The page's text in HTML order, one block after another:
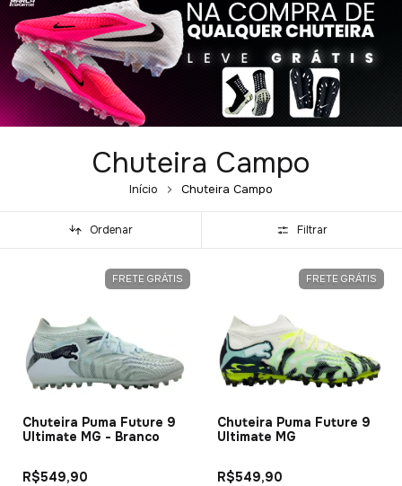
Chuteira Campo
Início Chuteira Campo
Ordenar Filtrar
FRETE GRÁTIS
Chuteira Puma Future 9
Ultimate MG - Branco
R$549,90
FRETE GRÁTIS
Chuteira Puma Future 9
Ultimate MG
R$549,90